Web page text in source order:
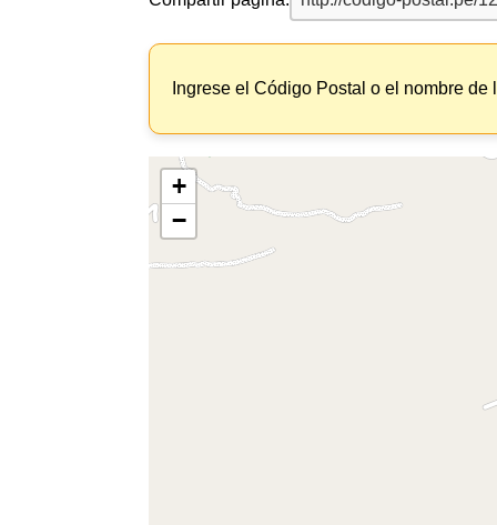
Ingrese el Código Postal o el nombre
+
−